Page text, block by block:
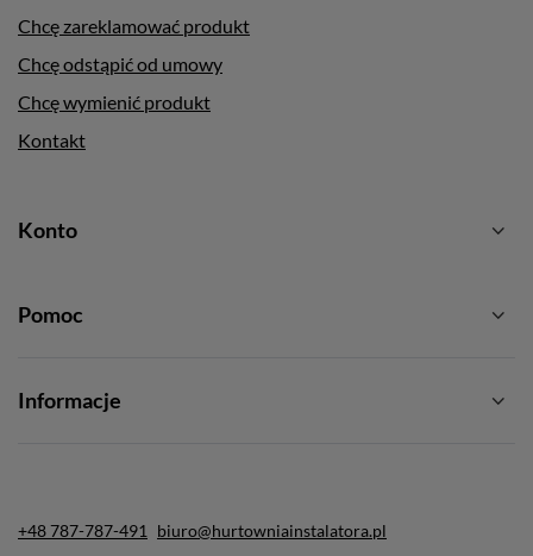
Chcę zareklamować produkt
Chcę odstąpić od umowy
Chcę wymienić produkt
Kontakt
Konto
Pomoc
Informacje
+48 787-787-491
biuro@hurtowniainstalatora.pl